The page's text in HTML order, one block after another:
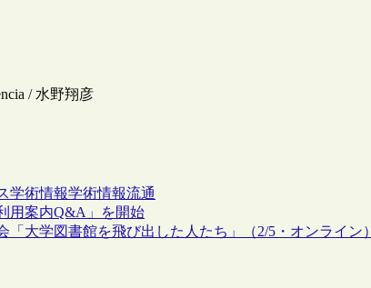
/ 水野翔彦
学術情報学術情報流通
用案内Q&A」を開始
大学図書館を飛び出した人たち」（2/5・オンライン）